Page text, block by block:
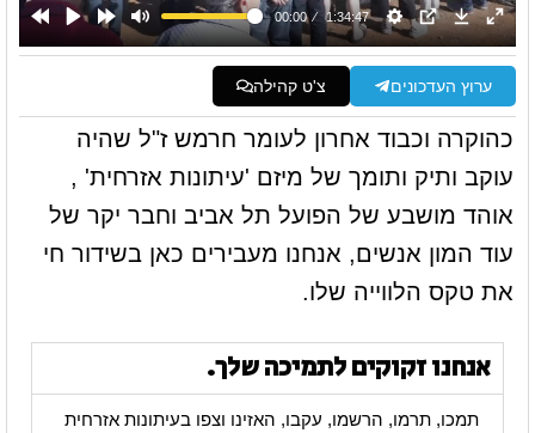
ערוץ העדכונים צ'ט קהילה
כהוקרה וכבוד אחרון לעומר חרמש ז"ל שהיה
עוקב ותיק ותומך של מיזם 'עיתונות אזרחית' ,
אוהד מושבע של הפועל תל אביב וחבר יקר של
עוד המון אנשים, אנחנו מעבירים כאן בשידור חי
את טקס הלווייה שלו.
אנחנו זקוקים לתמיכה שלך.
תמכו, תרמו, הרשמו, עקבו, האזינו וצפו בעיתונות אזרחית